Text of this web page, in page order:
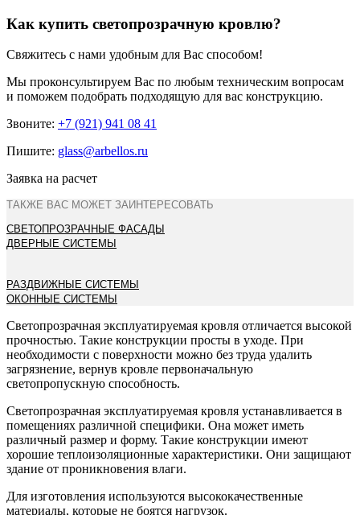
Как купить светопрозрачную кровлю?
Свяжитесь с нами удобным для Вас способом!
Мы проконсультируем Вас по любым техническим вопросам
и поможем подобрать подходящую для вас конструкцию.
Звоните: +7 (921) 941 08 41
Пишите: glass@arbellos.ru
Заявка на расчет
ТАКЖЕ ВАС МОЖЕТ ЗАИНТЕРЕСОВАТЬ
СВЕТОПРОЗРАЧНЫЕ ФАСАДЫ
ДВЕРНЫЕ СИСТЕМЫ
РАЗДВИЖНЫЕ СИСТЕМЫ
ОКОННЫЕ СИСТЕМЫ
Светопрозрачная эксплуатируемая кровля отличается высокой
прочностью. Такие конструкции просты в уходе. При
необходимости с поверхности можно без труда удалить
загрязнение, вернув кровле первоначальную
светопропускную способность.
Светопрозрачная эксплуатируемая кровля устанавливается в
помещениях различной специфики. Она может иметь
различный размер и форму. Такие конструкции имеют
хорошие теплоизоляционные характеристики. Они защищают
здание от проникновения влаги.
Для изготовления используются высококачественные
материалы, которые не боятся нагрузок.